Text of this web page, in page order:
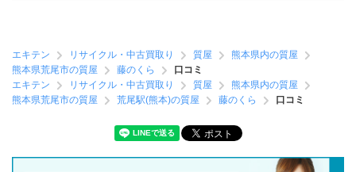
エキテン リサイクル・中古買取り 質屋
熊本県内の質屋
熊本県荒尾市の質屋
藤のくら
口コミ
エキテン
リサイクル・中古買取り 質屋
熊本県内の質屋
熊本県荒尾市の質屋
荒尾駅(熊本)の質屋 藤のくら 口コミ